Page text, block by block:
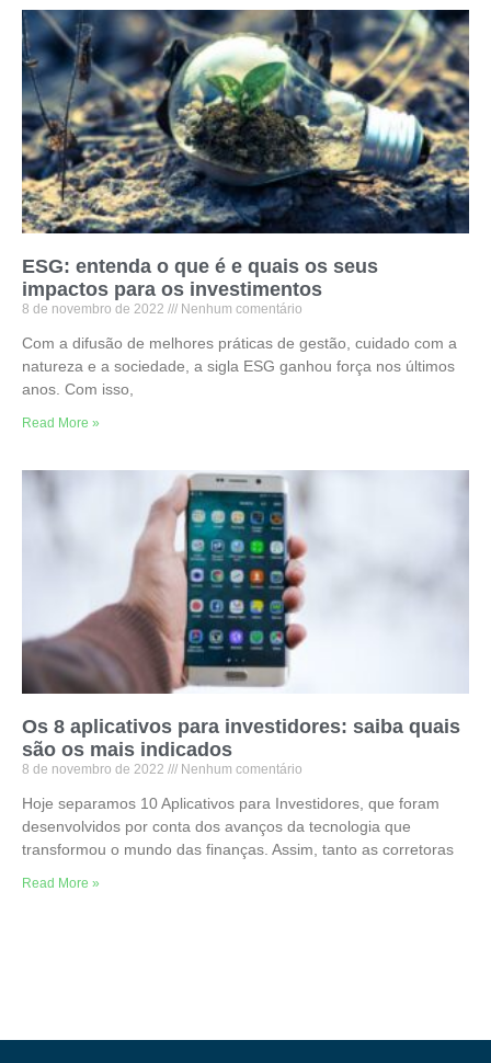
ESG: entenda o que é e quais os seus
impactos para os investimentos
8 de novembro de 2022 Nenhum comentário
Com a difusão de melhores práticas de gestão, cuidado com a
natureza e a sociedade, a sigla ESG ganhou força nos últimos
anos. Com isso,
Read More »
Os 8 aplicativos para investidores: saiba quais
são os mais indicados
8 de novembro de 2022 Nenhum comentário
Hoje separamos 10 Aplicativos para Investidores, que foram
desenvolvidos por conta dos avanços da tecnologia que
transformou o mundo das finanças. Assim, tanto as corretoras
Read More »